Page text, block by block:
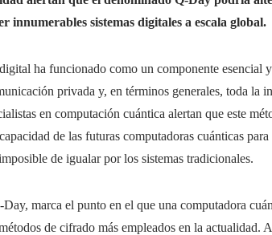
innumerables sistemas digitales a escala global.
ha funcionado como un componente esencial
privada y, en términos generales, toda la
en computación cuántica alertan que este
de las futuras computadoras cuánticas
de igualar por los sistemas tradicionales.
marca el punto en el que una computadora
de cifrado más empleados en la actualidad.